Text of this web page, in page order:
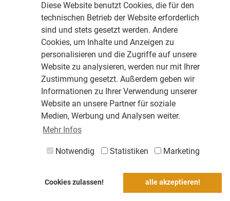
Diese Website benutzt Cookies, die für den
technischen Betrieb der Website erforderlich
sind und stets gesetzt werden. Andere
Cookies, um Inhalte und Anzeigen zu
personalisieren und die Zugriffe auf unsere
Website zu analysieren, werden nur mit Ihrer
Zustimmung gesetzt. Außerdem geben wir
Informationen zu Ihrer Verwendung unserer
Website an unsere Partner für soziale
Medien, Werbung und Analysen weiter.
Mehr Infos
Notwendig Statistiken Marketing
Cookies zulassen! alle akzeptieren!